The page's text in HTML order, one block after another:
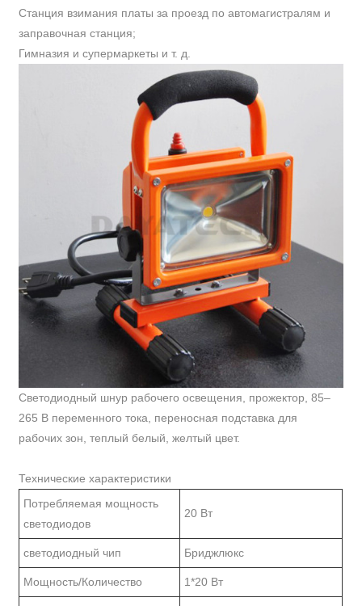
Станция взимания платы за проезд по автомагистралям и
заправочная станция;
Гимназия и супермаркеты и т. д.
Светодиодный шнур рабочего освещения, прожектор, 85–
265 В переменного тока, переносная подставка для
рабочих зон, теплый белый, желтый цвет.
Технические характеристики
Потребляемая мощность
светодиодов
20 Вт
светодиодный чип Бриджлюкс
Мощность/Количество 1*20 Вт